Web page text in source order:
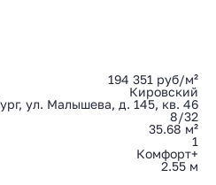
194 351 руб/м²
Кировский
ул. Малышева, д. 145, кв. 46
8/32
35.68 м²
1
Комфорт+
2.55 м